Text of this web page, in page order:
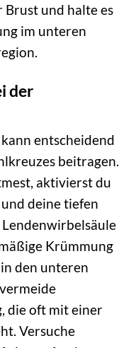
Brust und halte es
im unteren
der
entscheidend
beitragen.
aktivierst du
deine tiefen
Krümmung
den unteren
die oft mit einer
Versuche